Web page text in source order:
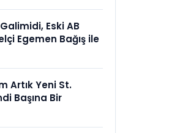
Eski AB
Egemen Bağış ile
Artık Yeni St.
Başına Bir